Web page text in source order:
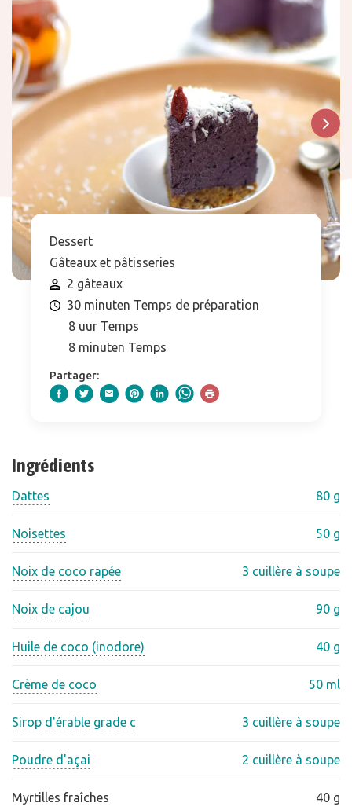
Dessert
Gâteaux et pâtisseries
2 gâteaux
30 minuten Temps de préparation
8 uur Temps
8 minuten Temps
Partager:
Ingrédients
Dattes 80 g
Noisettes 50 g
Noix de coco rapée 3 cuillère à soupe
Noix de cajou 90 g
Huile de coco (inodore) 40 g
Crème de coco 50 ml
Sirop d'érable grade c 3 cuillère à soupe
Poudre d'açai 2 cuillère à soupe
Myrtilles fraîches 40 g